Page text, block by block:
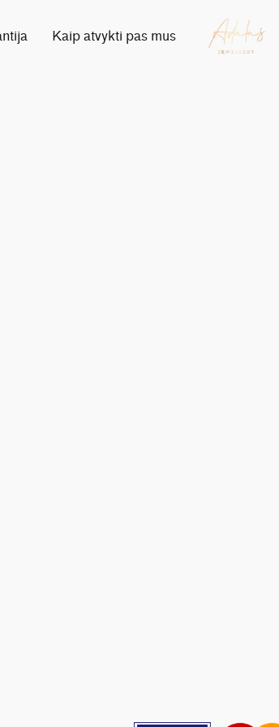
Kaip atvykti pas mus